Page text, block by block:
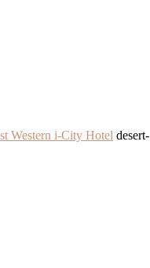
Western i-City Hotel desert-